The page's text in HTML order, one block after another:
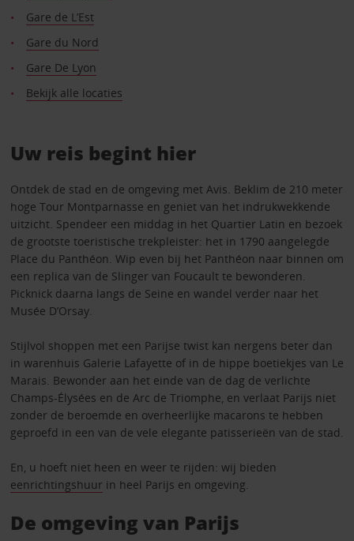
Gare de L’Est
Gare du Nord
Gare De Lyon
Bekijk alle locaties
Uw reis begint hier
Ontdek de stad en de omgeving met Avis. Beklim de 210 meter
hoge Tour Montparnasse en geniet van het indrukwekkende
uitzicht. Spendeer een middag in het Quartier Latin en bezoek
de grootste toeristische trekpleister: het in 1790 aangelegde
Place du Panthéon. Wip even bij het Panthéon naar binnen om
een replica van de Slinger van Foucault te bewonderen.
Picknick daarna langs de Seine en wandel verder naar het
Musée D’Orsay.
Stijlvol shoppen met een Parijse twist kan nergens beter dan
in warenhuis Galerie Lafayette of in de hippe boetiekjes van Le
Marais. Bewonder aan het einde van de dag de verlichte
Champs-Élysées en de Arc de Triomphe, en verlaat Parijs niet
zonder de beroemde en overheerlijke macarons te hebben
geproefd in een van de vele elegante patisserieën van de stad.
En, u hoeft niet heen en weer te rijden: wij bieden
eenrichtingshuur in heel Parijs en omgeving.
De omgeving van Parijs